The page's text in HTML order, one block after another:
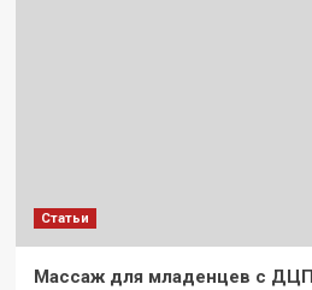
Статьи
Массаж для младенцев с ДЦП